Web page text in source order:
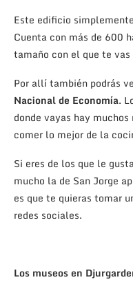
Este edificio
Cuenta con más de 600
tamaño con el que te
Por allí también podrás
Nacional de Economía.
donde vayas hay
comer lo mejor de la
Si eres de los que le
mucho la de San Jorge
es que te quieras tomar
redes sociales.
Los museos en